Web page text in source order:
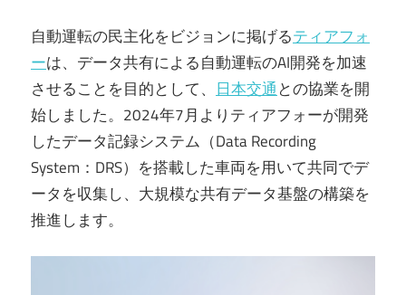
自動運転の民主化をビジョンに掲げるティアフォ
ーは、データ共有による自動運転のAI開発を加速
させることを目的として、 日本交通との協業を開
始しました。2024年7月よりティアフォーが開発
したデータ記録システム（Data Recording
System：DRS）を搭載した車両を用いて共同でデ
ータを収集し、大規模な共有データ基盤の構築を
推進します。